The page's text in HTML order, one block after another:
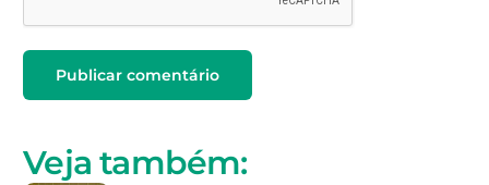
Veja também: